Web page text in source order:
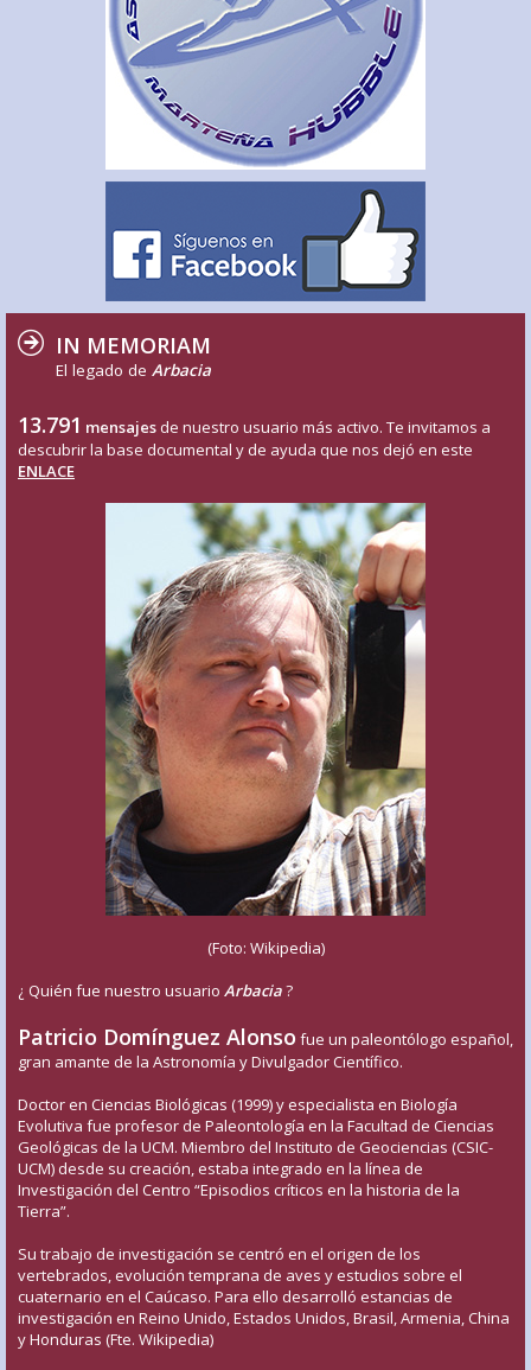
IN MEMORIAM
El legado de Arbacia
13.791 mensajes de nuestro usuario más activo. Te invitamos a
descubrir la base documental y de ayuda que nos dejó en este
ENLACE
(Foto: Wikipedia)
¿ Quién fue nuestro usuario Arbacia?
Patricio Domínguez Alonso fue un paleontólogo español,
gran amante de la Astronomía y Divulgador Científico.
Doctor en Ciencias Biológicas (1999) y especialista en Biología
Evolutiva fue profesor de Paleontología en la Facultad de Ciencias
Geológicas de la UCM. Miembro del Instituto de Geociencias (CSIC-
UCM) desde su creación, estaba integrado en la línea de
Investigación del Centro “Episodios críticos en la historia de la
Tierra”.
Su trabajo de investigación se centró en el origen de los
vertebrados, evolución temprana de aves y estudios sobre el
cuaternario en el Caúcaso. Para ello desarrolló estancias de
investigación en Reino Unido, Estados Unidos, Brasil, Armenia, China
y Honduras (Fte. Wikipedia)